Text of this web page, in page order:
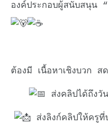
องค์ประกอบผู้สนับสนุน
ต้องมี เนื้อหาเชิงบวก
ส่งคลิปได้ถึง
ส่งลิงก์คลิปให้ครูที่